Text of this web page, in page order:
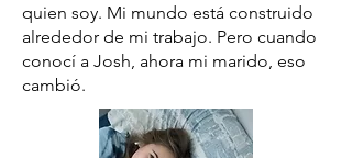
quien soy. Mi mundo está construido
alrededor de mi trabajo. Pero cuando
conocí a Josh, ahora mi marido, eso
cambió.